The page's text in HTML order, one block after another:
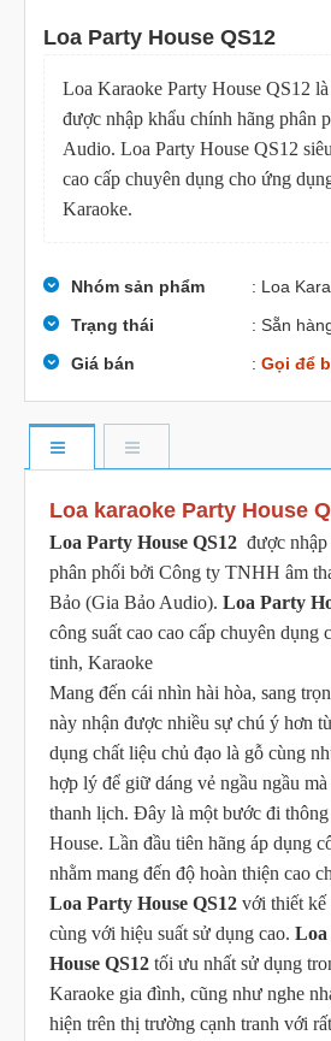
Loa Party House QS12
Loa Karaoke Party House QS12
được nhập khẩu chính hãng phân
Audio. Loa Party House QS12
cao cấp chuyên dụng cho ứng
Karaoke.
Nhóm sản phẩm
: Loa
Trạng thái
: Sẵn
Giá bán
: Gọi để
Loa karaoke Party House
Loa Party House QS12 được
phân phối bởi Công ty TNHH âm
Bảo (Gia Bảo Audio). Loa Party
công suất cao cao cấp chuyên dụng
tinh, Karaoke
Mang đến cái nhìn hài hòa, sang
này nhận được nhiều sự chú ý hơn
dụng chất liệu chủ đạo là gỗ cùng
hợp lý để giữ dáng vẻ ngầu ngầu
thanh lịch. Đây là một bước đi
House. Lần đầu tiên hãng áp dụng
nhằm mang đến độ hoàn thiện cao
Loa Party House QS12 với thiết kế
cùng với hiệu suất sử dụng cao. Loa
House QS12 tối ưu nhất sử dụng
Karaoke gia đình, cũng như nghe
hiện trên thị trường cạnh tranh với